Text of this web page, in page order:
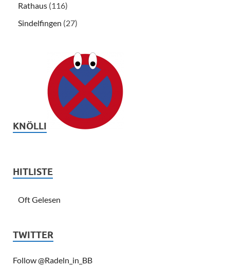
Rathaus (116)
Sindelfingen (27)
KNÖLLI
HITLISTE
Oft Gelesen
TWITTER
Follow @Radeln_in_BB